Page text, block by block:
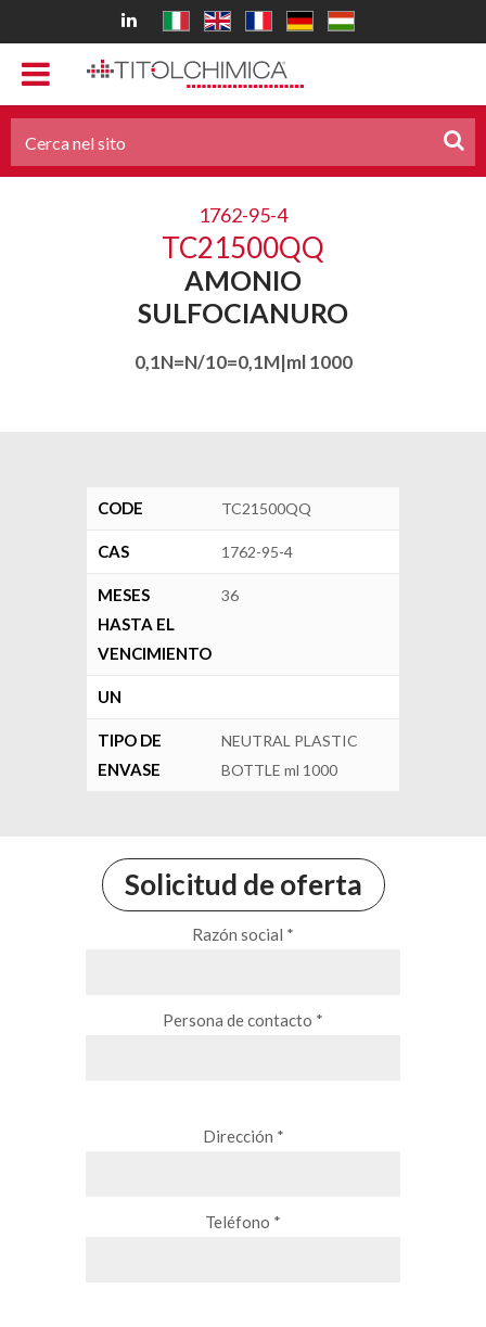
1762-95-4
TC21500QQ
AMONIO
SULFOCIANURO
0,1N=N/10=0,1M|ml 1000
CODE TC21500QQ
CAS 1762-95-4
MESES
HASTA EL
VENCIMIENTO
36
UN
TIPO DE
ENVASE
NEUTRAL PLASTIC
BOTTLE ml 1000
Solicitud de oferta
Razón social *
Persona de contacto *
Dirección *
Teléfono *